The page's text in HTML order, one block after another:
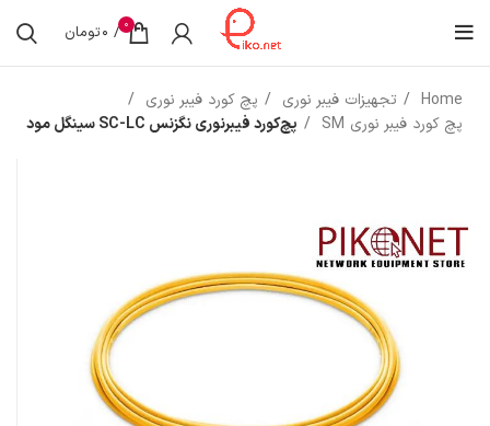
0
/
0تومان
Home تجهیزات فیبر نوری
پچ کورد فیبر نوری
پچ کورد فیبر نوری SM
پچ‌کورد فیبرنوری نگزنس SC-LC سینگل مود